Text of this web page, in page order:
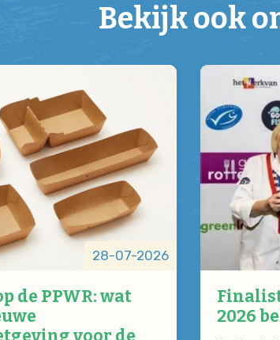
Bekijk ook
28-07-2026
de PPWR: wat
2026